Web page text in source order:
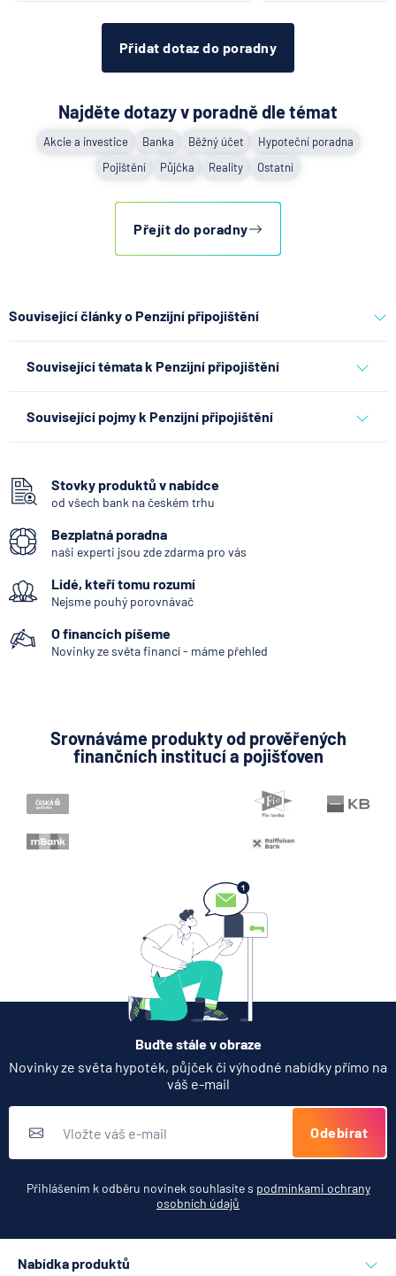
Přidat dotaz do poradny
Najděte dotazy v poradně dle témat
Akcie a investice Banka Běžný účet
Hypoteční poradna
Pojištění
Půjčka Reality Ostatní
Přejít do poradny
Související články o Penzijní připojištění
nákup a prodej bitcoinu
6.8.2026 Daně
triky bankovních
podvodníků
5.8.2026 Daně
5.8.2026 Banka
Zobrazit všechny články
Související témata k Penzijní připojištění
Související pojmy k Penzijní připojištění
Kapitálové životní pojištění
Pojistná událost
Výluky z pojištění
Reprodukční hodnota nemovitosti
Běžné pojistné
Pojišťovací zprostředkovatel
Pojištění schopnosti splácet
Přepojištění
Stovky produktů v nabídce
od všech bank na českém trhu
Bezplatná poradna
naši experti jsou zde zdarma pro vás
Lidé, kteří tomu rozumí
Nejsme pouhý porovnávač
O financích píšeme
Novinky ze světa financí - máme přehled
Srovnáváme produkty od prověřených
finančních institucí a pojišťoven
Buďte stále v obraze
Novinky ze světa hypoték, půjček či výhodné nabídky přímo na
váš e-mail
Odebírat
Přihlášením k odběru novinek souhlasíte s podmínkami ochrany
osobních údajů
Nabídka produktů